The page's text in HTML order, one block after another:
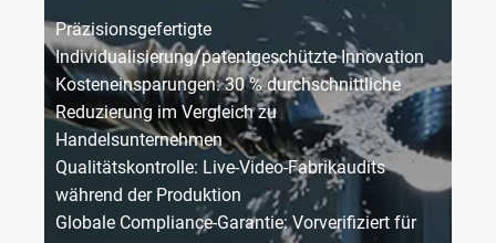
Präzisionsgefertigte
Individualisierung/patentgeschützte Innovation
Kosteneinsparungen: 30 % durchschnittliche
Reduzierung im Vergleich zu
Handelsunternehmen
Qualitätskontrolle: Live-Video-Fabrikaudits
während der Produktion
Globale Compliance-Garantie: Vorverifiziert für